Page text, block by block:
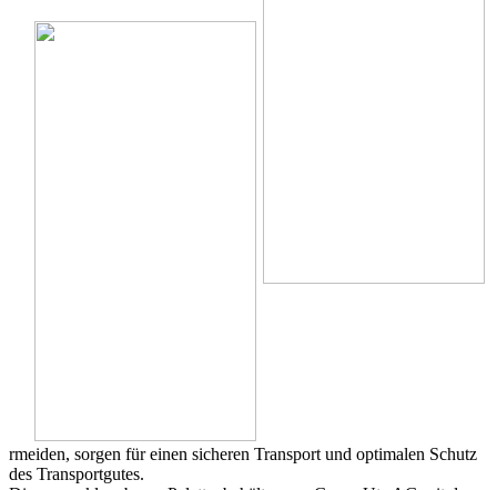
rmeiden, sorgen für einen sicheren Transport und optimalen Schutz
des Transportgutes.